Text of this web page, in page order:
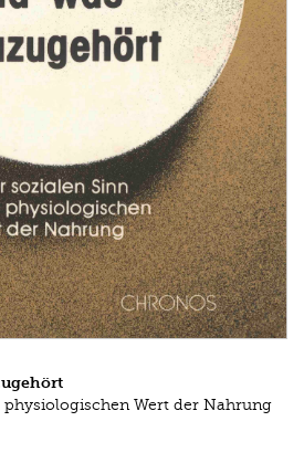
physiologischen Wert der Nahrung